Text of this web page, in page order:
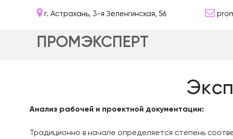
г. Астрахань, 3-я Зеленгинская, 56
ПРОМЭКСПЕРТ
Анализ рабочей и проектной документации:
Традиционно в начале определяется степень